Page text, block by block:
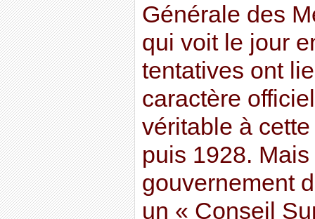
Générale des
qui voit le jour
tentatives ont
caractère
véritable à
puis 1928.
gouvernement
un « Conseil